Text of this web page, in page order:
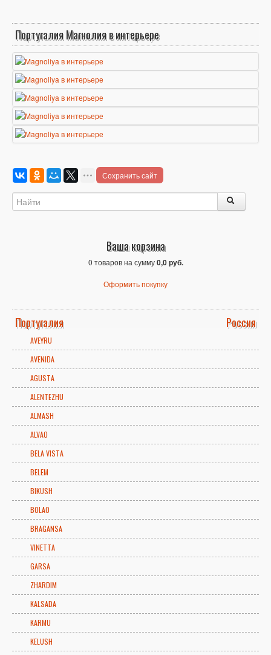
Португалия Магнолия в интерьере
Сохранить сайт
Ваша корзина
0 товаров на сумму0,0 руб.
Оформить покупку
Португалия Россия
AVEYRU
AVENIDA
AGUSTA
ALENTEZHU
ALMASH
ALVAO
BELA VISTA
BELEM
BIKUSH
BOLAO
BRAGANSA
VINETTA
GARSA
ZHARDIM
KALSADA
KARMU
KELUSH